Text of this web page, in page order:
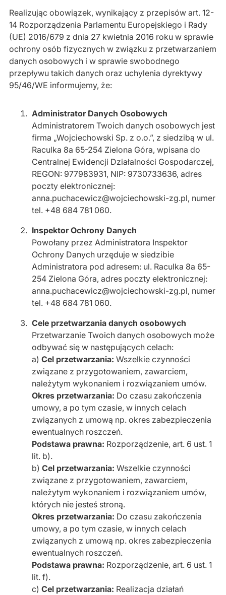
Realizując obowiązek, wynikający z przepisów art. 12-
14 Rozporządzenia Parlamentu Europejskiego i Rady
(UE) 2016/679 z dnia 27 kwietnia 2016 roku w sprawie
ochrony osób fizycznych w związku z przetwarzaniem
danych osobowych i w sprawie swobodnego
przepływu takich danych oraz uchylenia dyrektywy
95/46/WE informujemy, że:
Administrator Danych Osobowych
Administratorem Twoich danych osobowych jest
firma „Wojciechowski Sp. z o.o.”, z siedzibą w ul.
Raculka 8a 65-254 Zielona Góra, wpisana do
Centralnej Ewidencji Działalności Gospodarczej,
REGON: 977983931, NIP: 9730733636, adres
poczty elektronicznej:
anna.puchacewicz@wojciechowski-zg.pl, numer
tel. +48 684 781 060.
Inspektor Ochrony Danych
Powołany przez Administratora Inspektor
Ochrony Danych urzęduje w siedzibie
Administratora pod adresem: ul. Raculka 8a 65-
254 Zielona Góra, adres poczty elektronicznej:
anna.puchacewicz@wojciechowski-zg.pl, numer
tel. +48 684 781 060.
Cele przetwarzania danych osobowych
Przetwarzanie Twoich danych osobowych może
odbywać się w następujących celach:
a) Cel przetwarzania: Wszelkie czynności
związane z przygotowaniem, zawarciem,
należytym wykonaniem i rozwiązaniem umów.
Okres przetwarzania: Do czasu zakończenia
umowy, a po tym czasie, w innych celach
związanych z umową np. okres zabezpieczenia
ewentualnych roszczeń.
Podstawa prawna: Rozporządzenie, art. 6 ust. 1
lit. b).
b) Cel przetwarzania: Wszelkie czynności
związane z przygotowaniem, zawarciem,
należytym wykonaniem i rozwiązaniem umów,
których nie jesteś stroną.
Okres przetwarzania: Do czasu zakończenia
umowy, a po tym czasie, w innych celach
związanych z umową np. okres zabezpieczenia
ewentualnych roszczeń.
Podstawa prawna: Rozporządzenie, art. 6 ust. 1
lit. f).
c) Cel przetwarzania: Realizacja działań